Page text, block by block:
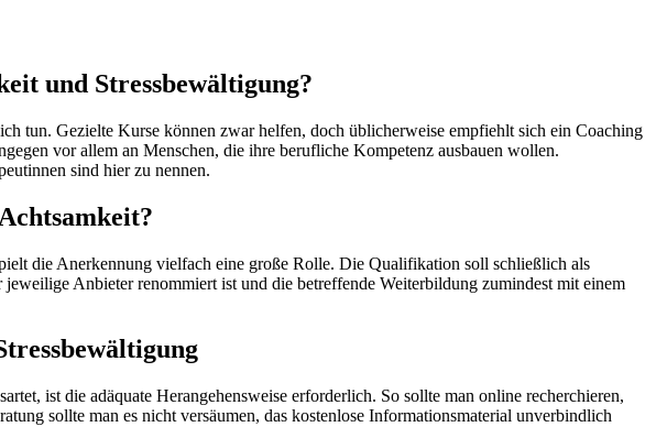
und Stressbewältigung?
tun. Gezielte Kurse können zwar helfen, doch üblicherweise empfiehlt sich ein Coaching
vor allem an Menschen, die ihre berufliche Kompetenz ausbauen wollen.
sind hier zu nennen.
die Anerkennung vielfach eine große Rolle. Die Qualifikation soll schließlich als
Anbieter renommiert ist und die betreffende Weiterbildung zumindest mit einem
ist die adäquate Herangehensweise erforderlich. So sollte man online recherchieren,
sollte man es nicht versäumen, das kostenlose Informationsmaterial unverbindlich